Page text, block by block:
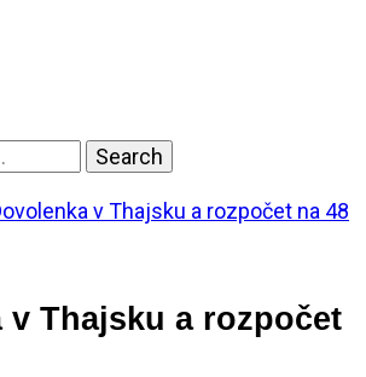
v Thajsku a rozpočet na 48
v Thajsku a rozpočet